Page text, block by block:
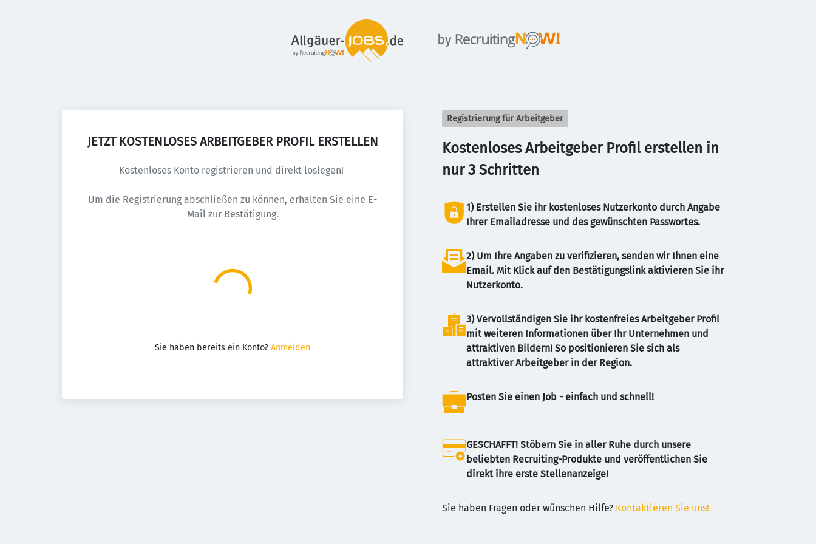
JETZT KOSTENLOSES ARBEITGEBER PROFIL
JETZT KOSTENLOSES ARBEITGEBER PROFIL ERSTELLEN
Kostenloses Konto registrieren und direkt loslegen!
Um die Registrierung abschließen zu können, erhalten Sie eine E-
Mail zur Bestätigung.
Sie haben bereits ein Konto? Anmelden
Registrierung für Arbeitgeber
Kostenloses Arbeitgeber Profil erstellen in
nur 3 Schritten
1) Erstellen Sie ihr kostenloses Nutzerkonto durch Angabe
Ihrer Emailadresse und des gewünschten Passwortes.
2) Um Ihre Angaben zu verifizieren, senden wir Ihnen eine
Email. Mit Klick auf den Bestätigungslink aktivieren Sie ihr
Nutzerkonto.
3) Vervollständigen Sie ihr kostenfreies Arbeitgeber Profil
mit weiteren Informationen über Ihr Unternehmen und
attraktiven Bildern! So positionieren Sie sich als
attraktiver Arbeitgeber in der Region.
Posten Sie einen Job - einfach und schnell!
GESCHAFFT! Stöbern Sie in aller Ruhe durch unsere
beliebten Recruiting-Produkte und veröffentlichen Sie
direkt ihre erste Stellenanzeige!
Sie haben Fragen oder wünschen Hilfe? Kontaktieren Sie uns!